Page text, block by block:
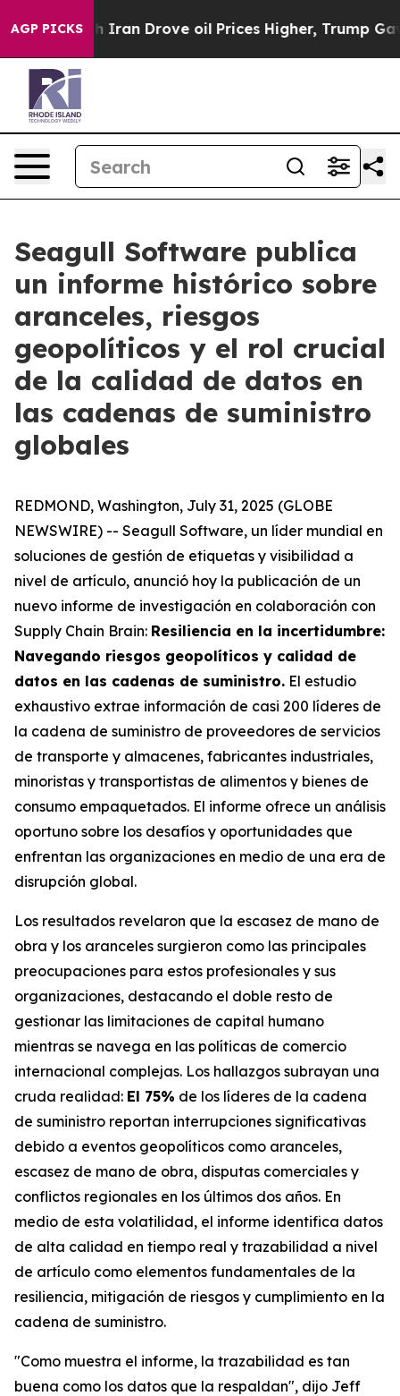
AGP PICKS
With Iran Drove oil Prices Higher, Trump Gave
Seagull Software publica
un informe histórico sobre
aranceles, riesgos
geopolíticos y el rol crucial
de la calidad de datos en
las cadenas de suministro
globales
REDMOND, Washington, July 31, 2025 (GLOBE
NEWSWIRE) -- Seagull Software, un líder mundial en
soluciones de gestión de etiquetas y visibilidad a
nivel de artículo, anunció hoy la publicación de un
nuevo informe de investigación en colaboración con
Supply Chain Brain: Resiliencia en la incertidumbre:
Navegando riesgos geopolíticos y calidad de
datos en las cadenas de suministro. El estudio
exhaustivo extrae información de casi 200 líderes de
la cadena de suministro de proveedores de servicios
de transporte y almacenes, fabricantes industriales,
minoristas y transportistas de alimentos y bienes de
consumo empaquetados. El informe ofrece un análisis
oportuno sobre los desafíos y oportunidades que
enfrentan las organizaciones en medio de una era de
disrupción global.
Los resultados revelaron que la escasez de mano de
obra y los aranceles surgieron como las principales
preocupaciones para estos profesionales y sus
organizaciones, destacando el doble resto de
gestionar las limitaciones de capital humano
mientras se navega en las políticas de comercio
internacional complejas. Los hallazgos subrayan una
cruda realidad: El 75% de los líderes de la cadena
de suministro reportan interrupciones significativas
debido a eventos geopolíticos como aranceles,
escasez de mano de obra, disputas comerciales y
conflictos regionales en los últimos dos años. En
medio de esta volatilidad, el informe identifica datos
de alta calidad en tiempo real y trazabilidad a nivel
de artículo como elementos fundamentales de la
resiliencia, mitigación de riesgos y cumplimiento en la
cadena de suministro.
"Como muestra el informe, la trazabilidad es tan
buena como los datos que la respaldan", dijo Jeff